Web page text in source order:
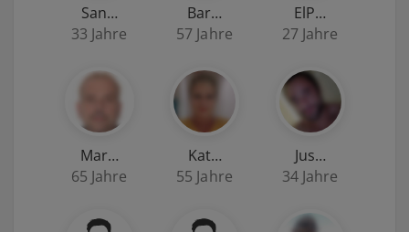
San…
33 Jahre
Bar…
57 Jahre
ElP…
27 Jahre
Mar…
65 Jahre
Kat…
55 Jahre
Jus…
34 Jahre